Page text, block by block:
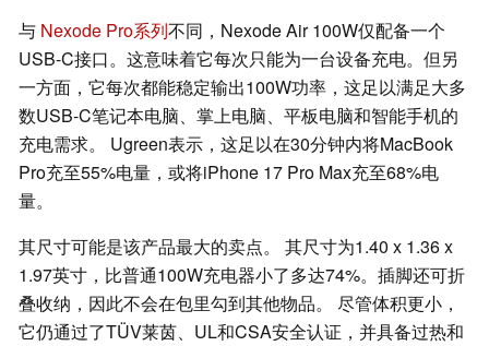
与 Nexode Pro系列不同，Nexode Air 100W仅配备一个
USB-C接口。这意味着它每次只能为一台设备充电。但另
一方面，它每次都能稳定输出100W功率，这足以满足大多
数USB-C笔记本电脑、掌上电脑、平板电脑和智能手机的
充电需求。 Ugreen表示，这足以在30分钟内将MacBook
Pro充至55%电量，或将iPhone 17 Pro Max充至68%电
量。
其尺寸可能是该产品最大的卖点。 其尺寸为1.40 x 1.36 x
1.97英寸，比普通100W充电器小了多达74%。插脚还可折
叠收纳，因此不会在包里勾到其他物品。 尽管体积更小，
它仍通过了TÜV莱茵、UL和CSA安全认证，并具备过热和